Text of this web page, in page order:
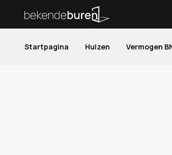
Startpagina Huizen Vermogen